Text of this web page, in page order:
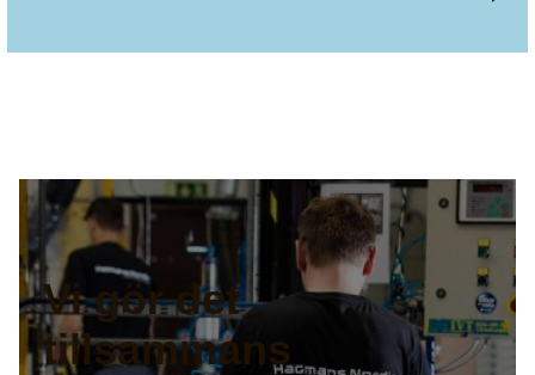
Vi gör det
tillsammans